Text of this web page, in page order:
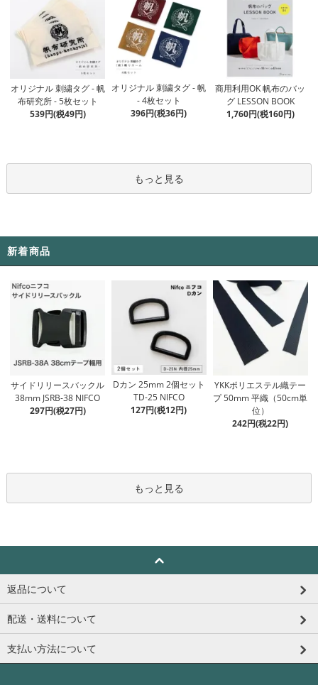
オリジナル 刺繍タグ - 帆
布研究所 - 5枚セット
539円(税49円)
オリジナル 刺繍タグ - 帆
- 4枚セット
396円(税36円)
商用利用OK 帆布のバッ
グ LESSON BOOK
1,760円(税160円)
もっと見る
新着商品
サイドリリースバックル
38mm JSRB-38 NIFCO
297円(税27円)
Dカン 25mm 2個セット
TD-25 NIFCO
127円(税12円)
YKKポリエステル織テー
プ 50mm 平織（50cm単
位）
242円(税22円)
もっと見る
返品について
配送・送料について
支払い方法について